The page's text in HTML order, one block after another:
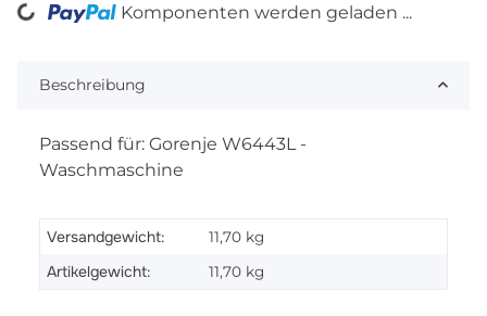
Loading... Komponenten werden geladen ...
Beschreibung
Passend für: Gorenje W6443L -
Waschmaschine
Versandgewicht: 11,70 kg
Artikelgewicht: 11,70 kg